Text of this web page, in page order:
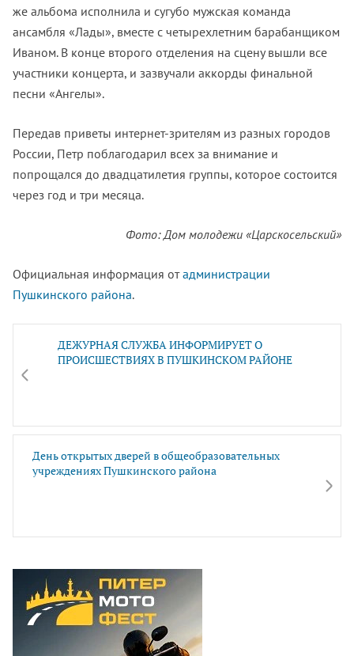
же альбома исполнила и сугубо мужская команда
ансамбля «Лады», вместе с четырехлетним барабанщиком
Иваном. В конце второго отделения на сцену вышли все
участники концерта, и зазвучали аккорды финальной
песни «Ангелы».
Передав приветы интернет-зрителям из разных городов
России, Петр поблагодарил всех за внимание и
попрощался до двадцатилетия группы, которое состоится
через год и три месяца.
Фото: Дом молодежи «Царскосельский»
Официальная информация отадминистрации
Пушкинского района.
ДЕЖУРНАЯ СЛУЖБА ИНФОРМИРУЕТ О
ПРОИСШЕСТВИЯХ В ПУШКИНСКОМ РАЙОНЕ
День открытых дверей в общеобразовательных
учреждениях Пушкинского района